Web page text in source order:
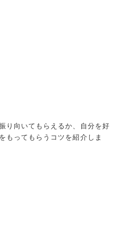
り向いてもらえるか、自分を好
もってもらうコツを紹介しま